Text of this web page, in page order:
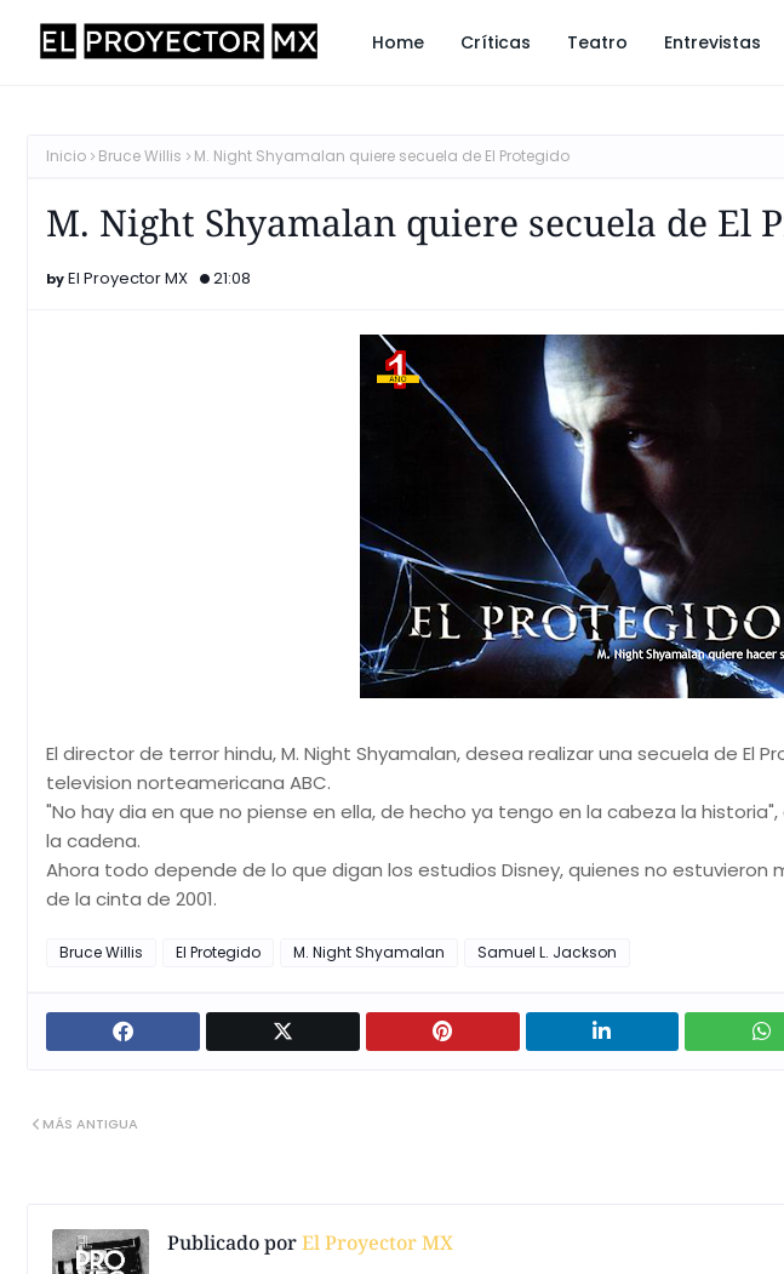
Home Críticas Teatro Entrevistas
Inicio Bruce Willis M. Night Shyamalan quiere secuela de El Protegido
M. Night Shyamalan quiere secuela de El
El Proyector MX 21:08
El director de terror hindu, M. Night Shyamalan, desea realizar una secuela de El
television norteamericana ABC.
"No hay dia en que no piense en ella, de hecho ya tengo en la cabeza la
la cadena.
Ahora todo depende de lo que digan los estudios Disney, quienes no
de la cinta de 2001.
Bruce Willis El Protegido M. Night Shyamalan Samuel L. Jackson
MÁS ANTIGUA
Publicado porEl Proyector MX